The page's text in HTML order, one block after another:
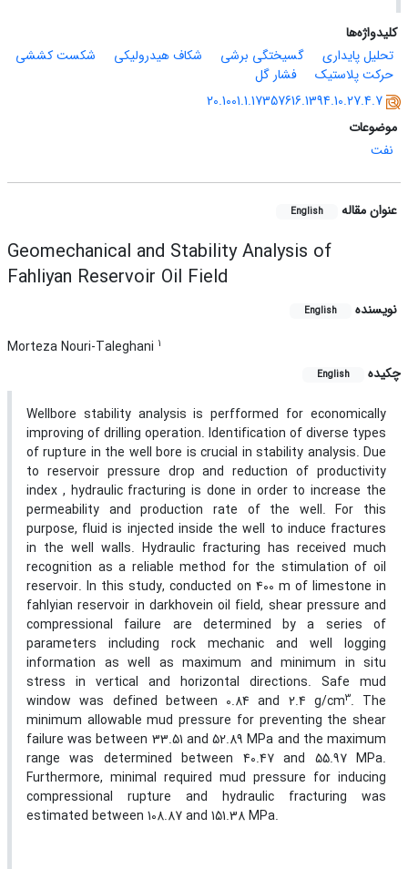
کلیدواژه‌ها
تحلیل پایداری
گسیختگی برشی شکاف هیدرولیکی
شکست کششی
حرکت پلاستیک
فشار گل
20.1001.1.17357616.1394.10.27.4.7
موضوعات
نفت
عنوان مقاله English
Geomechanical and Stability Analysis of
Fahliyan Reservoir Oil Field
نویسنده English
Morteza Nouri-Taleghani 1
چکیده English
Wellbore stability analysis is perfformed for economically
improving of drilling operation. Identification of diverse types
of rupture in the well bore is crucial in stability analysis. Due
to reservoir pressure drop and reduction of productivity
index , hydraulic fracturing is done in order to increase the
permeability and production rate of the well. For this
purpose, fluid is injected inside the well to induce fractures
in the well walls. Hydraulic fracturing has received much
recognition as a reliable method for the stimulation of oil
reservoir. In this study, conducted on 400 m of limestone in
fahlyian reservoir in darkhovein oil field, shear pressure and
compressional failure are determined by a series of
parameters including rock mechanic and well logging
information as well as maximum and minimum in situ
stress in vertical and horizontal directions. Safe mud
window was defined between 0.84 and 2.4 g/cm3. The
minimum allowable mud pressure for preventing the shear
failure was between 33.51 and 52.89 MPa and the maximum
range was determined between 40.47 and 55.97 MPa.
Furthermore, minimal required mud pressure for inducing
compressional rupture and hydraulic fracturing was
estimated between 108.87 and 151.38 MPa.